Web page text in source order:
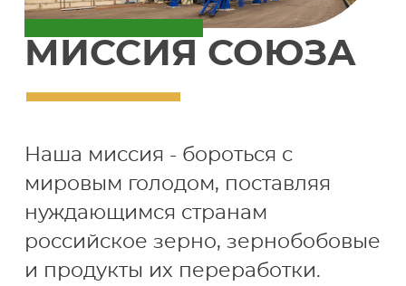
МИССИЯ СОЮЗА
Наша миссия - бороться с
мировым голодом, поставляя
нуждающимся странам
российское зерно, зернобобовые
и продукты их переработки.